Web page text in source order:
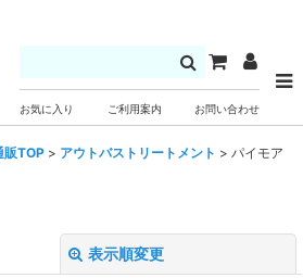
お気に入り ご利用案内 お問い合わせ
販TOP > アウトバストリートメント > パイモア
表示順変更